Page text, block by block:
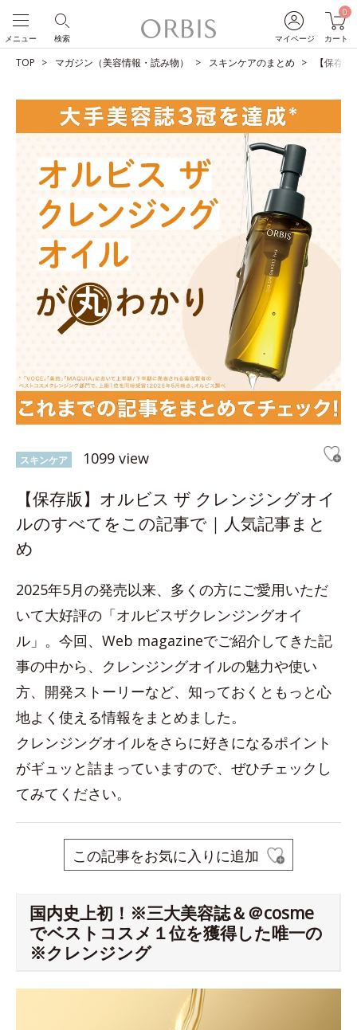
マイページ
0
カート
検索
メニュー
TOP マガジン（美容情報・読み物） スキンケアのまとめ 【保存
スキンケア 1099 view
【保存版】オルビス ザ クレンジングオイ
ルのすべてをこの記事で｜人気記事まと
め
2025年5月の発売以来、多くの方にご愛用いただ
いて大好評の「オルビスザクレンジングオイ
ル」。今回、Web magazineでご紹介してきた記
事の中から、クレンジングオイルの魅力や使い
方、開発ストーリーなど、知っておくともっと心
地よく使える情報をまとめました。
クレンジングオイルをさらに好きになるポイント
がギュッと詰まっていますので、ぜひチェックし
てみてください。
この記事をお気に入りに追加
国内史上初！※三大美容誌＆＠cosme
でベストコスメ１位を獲得した唯一の
※クレンジング